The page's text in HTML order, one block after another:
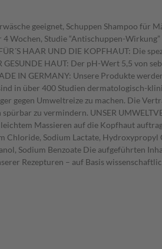
geeignet, Schuppen Shampoo für
Wochen, Studie “Antischuppen-
HAAR UND DIE KOPFHAUT: Die
HAUT: Der pH-Wert 5,5 von
IN GERMANY: Unsere Produkte
in über 400 Studien dermatologisch-
gegen Umweltreize zu machen. Die
zu vermindern. UNSER
Massieren auf die Kopfhaut
Chloride, Sodium Lactate,
Sodium Benzoate Die aufgeführten
Rezepturen – auf Basis